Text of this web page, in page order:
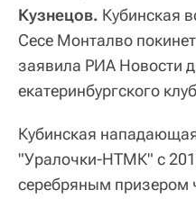
Кузнецов. Кубинская
Сесе Монталво
заявила РИА Новости
екатеринбургского
Кубинская
"Уралочки-НТМК" с
серебряным призером